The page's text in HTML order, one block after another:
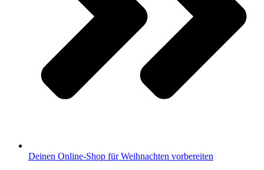
Deinen Online-Shop für Weihnachten vorbereiten